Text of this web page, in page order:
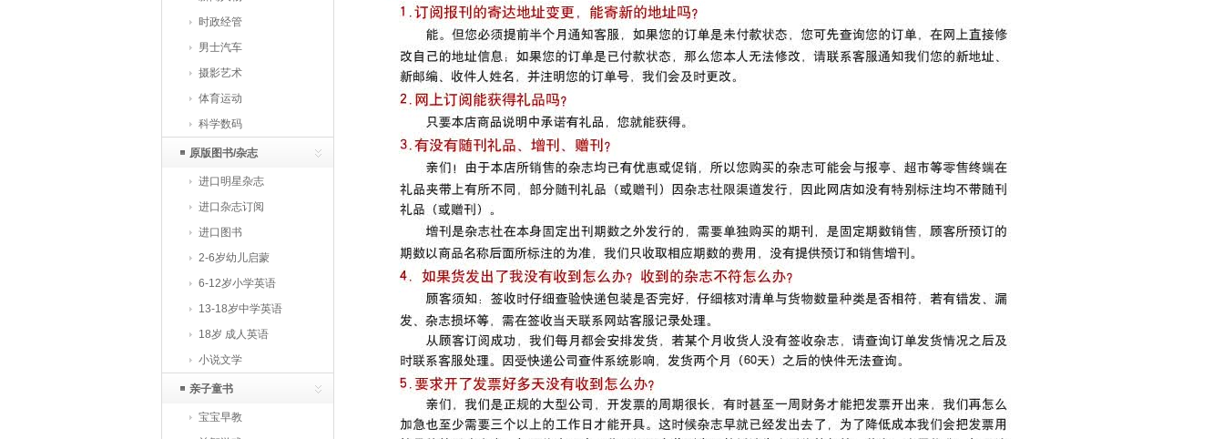
时政经管
男士汽车
摄影艺术
体育运动
科学数码
原版图书/杂志
进口明星杂志
进口杂志订阅
进口图书
2-6岁幼儿启蒙
6-12岁小学英语
13-18岁中学英语
18岁 成人英语
小说文学
亲子童书
宝宝早教